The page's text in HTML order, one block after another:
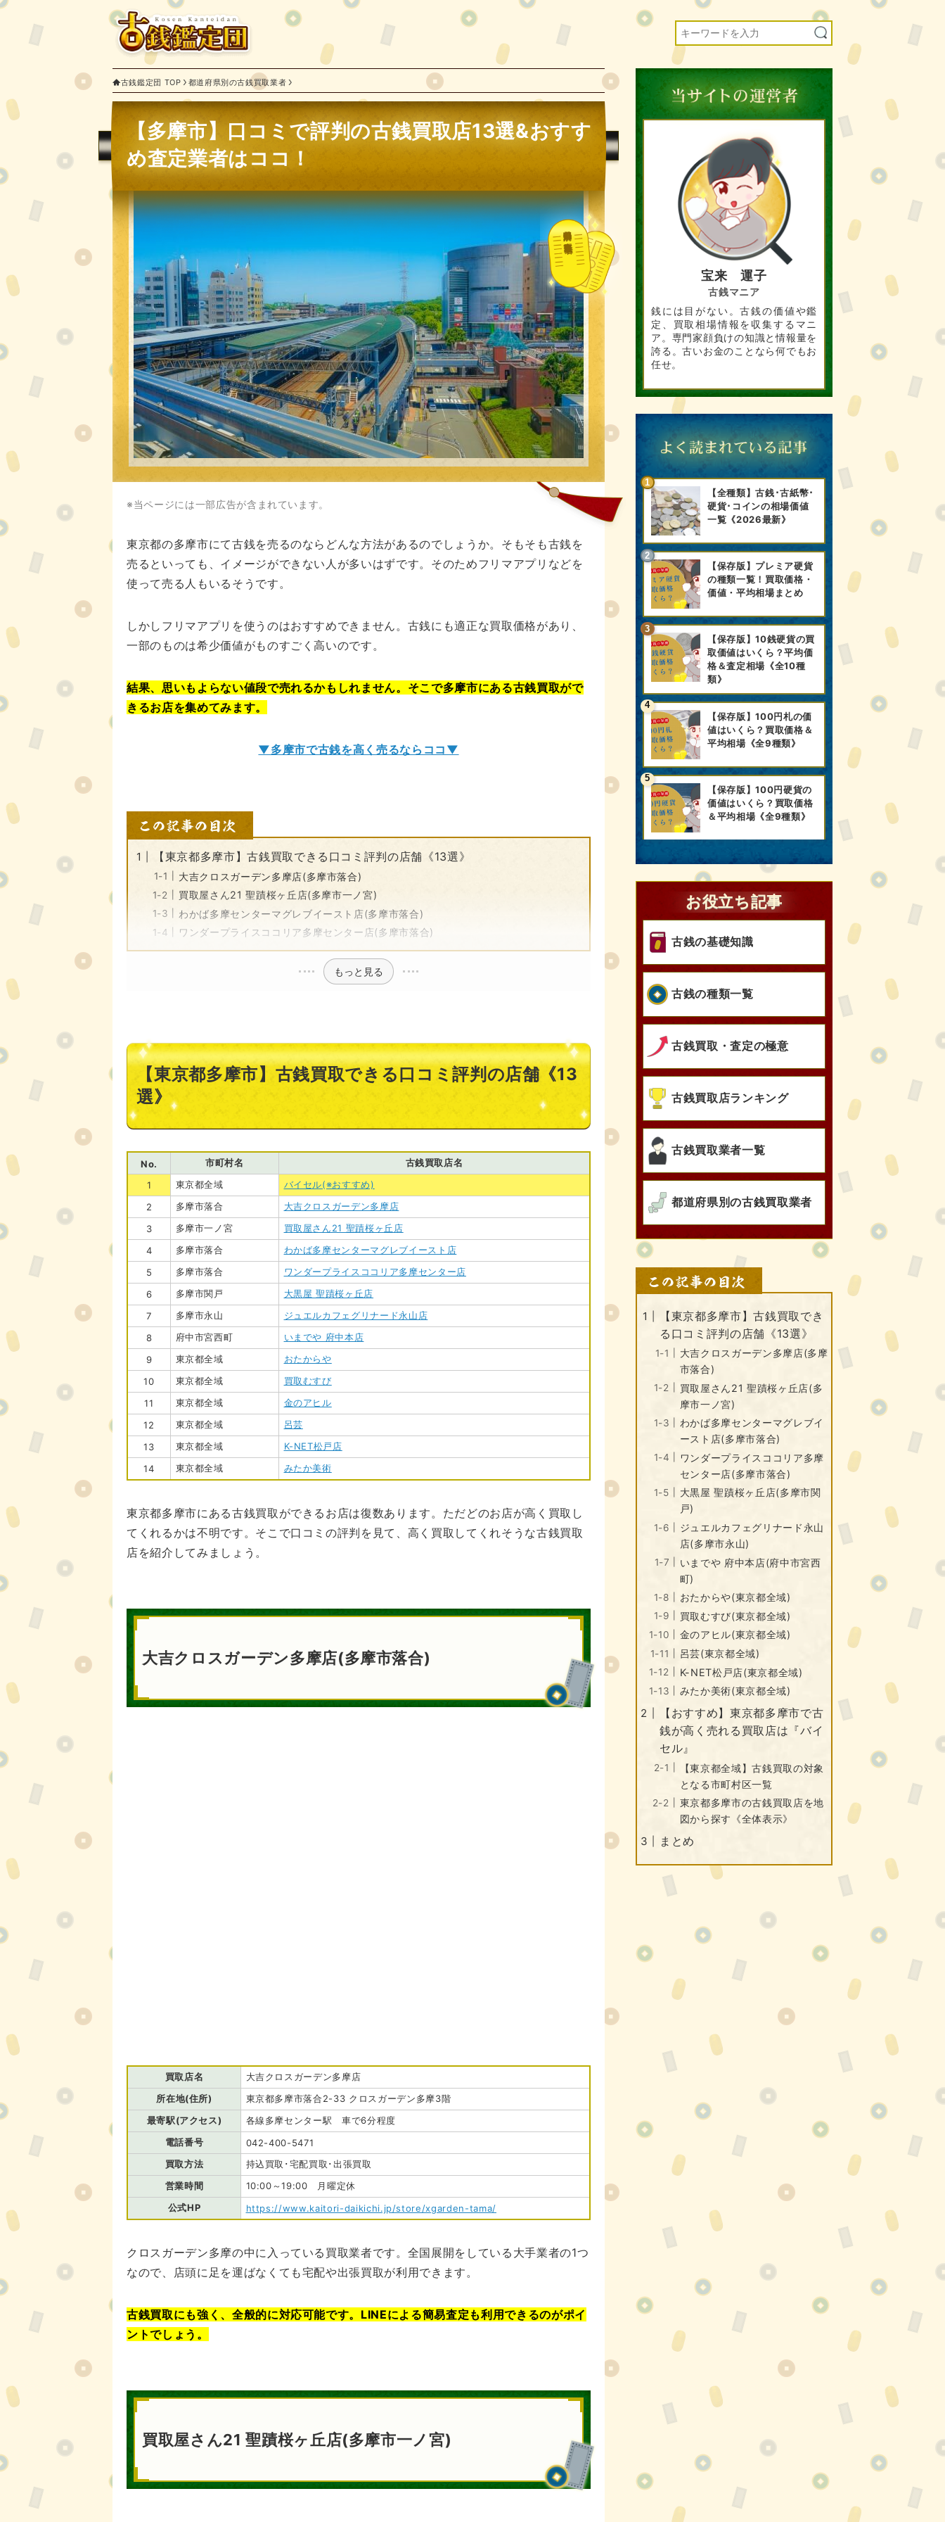
古銭鑑定団 TOP 都道府県別の古銭買取業者
【多摩市】口コミで評判の古銭買取店13選&おすす
め査定業者はココ！
都道府県別の古銭買取業者
※当ページには一部広告が含まれています。
東京都の多摩市にて古銭を売るのならどんな方法があるのでしょうか。そもそも古銭を
売るといっても、イメージができない人が多いはずです。そのためフリマアプリなどを
使って売る人もいるそうです。
しかしフリマアプリを使うのはおすすめできません。古銭にも適正な買取価格があり、
一部のものは希少価値がものすごく高いのです。
結果、思いもよらない値段で売れるかもしれません。そこで多摩市にある古銭買取がで
きるお店を集めてみます。
▼多摩市で古銭を高く売るならココ▼
【東京都多摩市】古銭買取できる口コミ評判の店舗《13選》
大吉クロスガーデン多摩店(多摩市落合)
買取屋さん21 聖蹟桜ヶ丘店(多摩市一ノ宮)
わかば多摩センターマグレブイースト店(多摩市落合)
ワンダープライスココリア多摩センター店(多摩市落合)
もっと見る
【東京都多摩市】古銭買取できる口コミ評判の店舗《13
選》
No. 市町村名
古銭買取店名
1
東京都全域
バイセル(※おすすめ)
2
多摩市落合
大吉クロスガーデン多摩店
3
多摩市一ノ宮
買取屋さん21 聖蹟桜ヶ丘店
4
多摩市落合
わかば多摩センターマグレブイースト店
5
多摩市落合
ワンダープライスココリア多摩センター店
6
多摩市関戸
大黒屋 聖蹟桜ヶ丘店
7
多摩市永山
ジュエルカフェグリナード永山店
8
府中市宮西町
いまでや 府中本店
9
東京都全域
おたからや
10
東京都全域
買取むすび
11
東京都全域
金のアヒル
12
東京都全域
呂芸
13
東京都全域
K-NET松戸店
14
東京都全域 みたか美術
東京都多摩市にある古銭買取ができるお店は復数あります。ただどのお店が高く買取し
てくれるかは不明です。そこで口コミの評判を見て、高く買取してくれそうな古銭買取
店を紹介してみましょう。
大吉クロスガーデン多摩店(多摩市落合)
買取店名
大吉クロスガーデン多摩店
所在地(住所)
東京都多摩市落合2-33 クロスガーデン多摩3階
最寄駅(アクセス)
各線多摩センター駅 車で6分程度
電話番号
042-400-5471
買取方法
持込買取･宅配買取･出張買取
営業時間
10:00～19:00 月曜定休
公式HP
https://www.kaitori-daikichi.jp/store/xgarden-tama/
クロスガーデン多摩の中に入っている買取業者です。全国展開をしている大手業者の1つ
なので、店頭に足を運ばなくても宅配や出張買取が利用できます。
古銭買取にも強く、全般的に対応可能です。LINEによる簡易査定も利用できるのがポイ
ントでしょう。
買取屋さん21 聖蹟桜ヶ丘店(多摩市一ノ宮)
宝来 運子
古銭マニア
銭には目がない。古銭の価値や鑑
定、買取相場情報を収集するマニ
ア。専門家顔負けの知識と情報量を
誇る。古いお金のことなら何でもお
任せ。
人気記事
【全種類】古銭･古紙幣･
硬貨･コインの相場価値
一覧《2026最新》
【保存版】プレミア硬貨
の種類一覧！買取価格・
価値・平均相場まとめ
【保存版】10銭硬貨の買
取価値はいくら？平均価
格＆査定相場《全10種
類》
【保存版】100円札の価
値はいくら？買取価格＆
平均相場《全9種類》
【保存版】100円硬貨の
価値はいくら？買取価格
＆平均相場《全9種類》
お役立ち記事
古銭の基礎知識
古銭の種類一覧
古銭買取・査定の極意
古銭買取店ランキング
古銭買取業者一覧
都道府県別の古銭買取業者
目次
【東京都多摩市】古銭買取でき
る口コミ評判の店舗《13選》
大吉クロスガーデン多摩店(多摩
市落合)
買取屋さん21 聖蹟桜ヶ丘店(多
摩市一ノ宮)
わかば多摩センターマグレブイ
ースト店(多摩市落合)
ワンダープライスココリア多摩
センター店(多摩市落合)
大黒屋 聖蹟桜ヶ丘店(多摩市関
戸)
ジュエルカフェグリナード永山
店(多摩市永山)
いまでや 府中本店(府中市宮西
町)
おたからや(東京都全域)
買取むすび(東京都全域)
金のアヒル(東京都全域)
呂芸(東京都全域)
K-NET松戸店(東京都全域)
みたか美術(東京都全域)
【おすすめ】東京都多摩市で古
銭が高く売れる買取店は『バイ
セル』
【東京都全域】古銭買取の対象
となる市町村区一覧
東京都多摩市の古銭買取店を地
図から探す《全体表示》
まとめ